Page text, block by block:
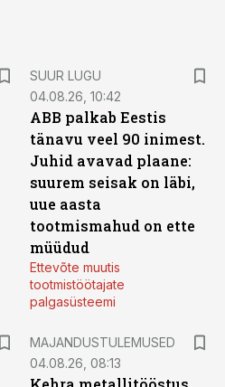
SUUR LUGU
04.08.26, 10:42
ABB palkab Eestis
tänavu veel 90 inimest.
Juhid avavad plaane:
suurem seisak on läbi,
uue aasta
tootmismahud on ette
müüdud
Ettevõte muutis
tootmistöötajate
palgasüsteemi
MAJANDUSTULEMUSED
04.08.26, 08:13